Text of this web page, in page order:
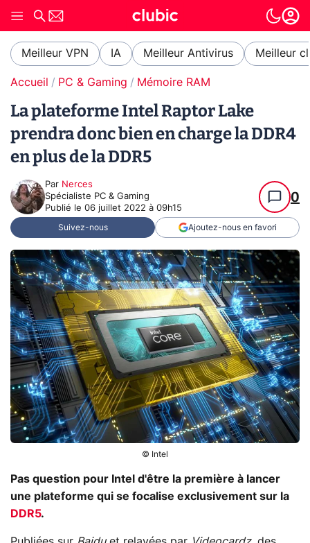
Meilleur VPN IA Meilleur Antivirus Meilleur
Accueil PC & Gaming Mémoire RAM
La plateforme Intel Raptor Lake
prendra donc bien en charge la DDR4
en plus de la DDR5
Par Nerces
Spécialiste PC & Gaming
Publié le 06 juillet 2022 à 09h15
0
Suivez-nous Ajoutez-nous en favori
© Intel
Pas question pour Intel d'être la première à lancer
une plateforme qui se focalise exclusivement sur la
DDR5.